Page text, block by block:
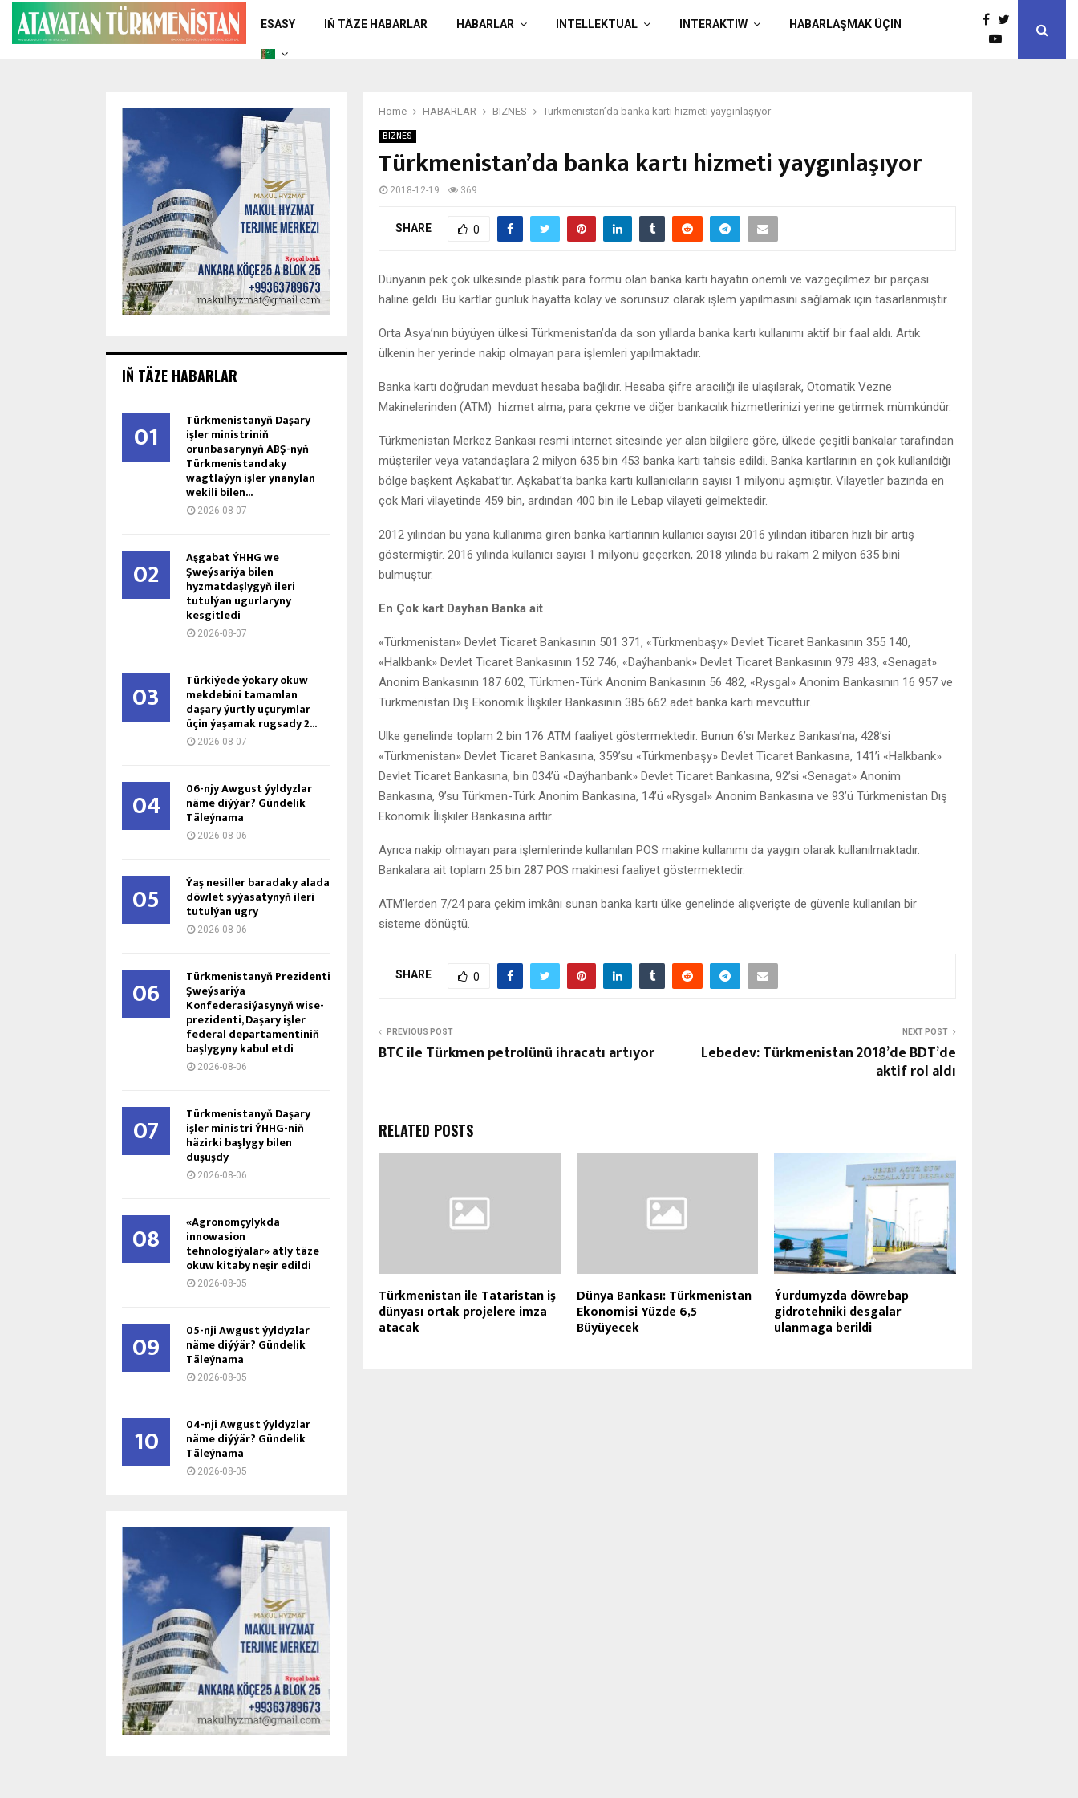
ESASY IŇ TÄZE HABARLAR HABARLAR INTELLEKTUAL INTERAKTIW HABARLAŞMAK ÜÇIN
Home HABARLAR BIZNES Türkmenistan’da banka kartı hizmeti yaygınlaşıyor
BIZNES
Türkmenistan’da banka kartı hizmeti yaygınlaşıyor
2018-12-19 369
SHARE 0
Dünyanın pek çok ülkesinde plastik para formu olan banka kartı hayatın önemli ve vazgeçilmez bir parçası
haline geldi. Bu kartlar günlük hayatta kolay ve sorunsuz olarak işlem yapılmasını sağlamak için tasarlanmıştır.
Orta Asya’nın büyüyen ülkesi Türkmenistan’da da son yıllarda banka kartı kullanımı aktif bir faal aldı. Artık
ülkenin her yerinde nakip olmayan para işlemleri yapılmaktadır.
Banka kartı doğrudan mevduat hesaba bağlıdır. Hesaba şifre aracılığı ile ulaşılarak, Otomatik Vezne
Makinelerinden (ATM) hizmet alma, para çekme ve diğer bankacılık hizmetlerinizi yerine getirmek mümkündür.
Türkmenistan Merkez Bankası resmi internet sitesinde yer alan bilgilere göre, ülkede çeşitli bankalar tarafından
müşteriler veya vatandaşlara 2 milyon 635 bin 453 banka kartı tahsis edildi. Banka kartlarının en çok kullanıldığı
bölge başkent Aşkabat’tır. Aşkabat’ta banka kartı kullanıcıların sayısı 1 milyonu aşmıştır. Vilayetler bazında en
çok Mari vilayetinde 459 bin, ardından 400 bin ile Lebap vilayeti gelmektedir.
2012 yılından bu yana kullanıma giren banka kartlarının kullanıcı sayısı 2016 yılından itibaren hızlı bir artış
göstermiştir. 2016 yılında kullanıcı sayısı 1 milyonu geçerken, 2018 yılında bu rakam 2 milyon 635 bini
bulmuştur.
En Çok kart Dayhan Banka ait
«Türkmenistan» Devlet Ticaret Bankasının 501 371, «Türkmenbaşy» Devlet Ticaret Bankasının 355 140,
«Halkbank» Devlet Ticaret Bankasının 152 746, «Daýhanbank» Devlet Ticaret Bankasının 979 493, «Senagat»
Anonim Bankasının 187 602, Türkmen-Türk Anonim Bankasının 56 482, «Rysgal» Anonim Bankasının 16 957 ve
Türkmenistan Dış Ekonomik İlişkiler Bankasının 385 662 adet banka kartı mevcuttur.
Ülke genelinde toplam 2 bin 176 ATM faaliyet göstermektedir. Bunun 6’sı Merkez Bankası’na, 428’si
«Türkmenistan» Devlet Ticaret Bankasına, 359’su «Türkmenbaşy» Devlet Ticaret Bankasına, 141’i «Halkbank»
Devlet Ticaret Bankasına, bin 034’ü «Daýhanbank» Devlet Ticaret Bankasına, 92’si «Senagat» Anonim
Bankasına, 9’su Türkmen-Türk Anonim Bankasına, 14’ü «Rysgal» Anonim Bankasına ve 93’ü Türkmenistan Dış
Ekonomik İlişkiler Bankasına aittir.
Ayrıca nakip olmayan para işlemlerinde kullanılan POS makine kullanımı da yaygın olarak kullanılmaktadır.
Bankalara ait toplam 25 bin 287 POS makinesi faaliyet göstermektedir.
ATM’lerden 7/24 para çekim imkânı sunan banka kartı ülke genelinde alışverişte de güvenle kullanılan bir
sisteme dönüştü.
SHARE 0
PREVIOUS POST
BTC ile Türkmen petrolünü ihracatı artıyor
NEXT POST
Lebedev: Türkmenistan 2018’de BDT’de
aktif rol aldı
RELATED POSTS
Türkmenistan ile Tataristan iş
dünyası ortak projelere imza
atacak
Dünya Bankası: Türkmenistan
Ekonomisi Yüzde 6,5
Büyüyecek
Ýurdumyzda döwrebap
gidrotehniki desgalar
ulanmaga berildi
IŇ TÄZE HABARLAR
01 Türkmenistanyň Daşary
işler ministriniň
orunbasarynyň ABŞ-nyň
Türkmenistandaky
wagtlaýyn işler ynanylan
wekili bilen...
2026-08-07
02 Aşgabat ÝHHG we
Şweýsariýa bilen
hyzmatdaşlygyň ileri
tutulýan ugurlaryny
kesgitledi
2026-08-07
03 Türkiýede ýokary okuw
mekdebini tamamlan
daşary ýurtly uçurymlar
üçin ýaşamak rugsady 2...
2026-08-07
04 06-njy Awgust ýyldyzlar
näme diýýär? Gündelik
Täleýnama
2026-08-06
05 Ýaş ne­sil­ler ba­ra­da­ky ala­da
döw­let sy­ýa­sa­ty­nyň ile­ri
tu­tul­ýan ug­ry
2026-08-06
06 Türkmenistanyň Prezidenti
Şweýsariýa
Konfederasiýasynyň wise-
prezidenti, Daşary işler
federal departamentiniň
başlygyny kabul etdi
2026-08-06
07 Türkmenistanyň Daşary
işler ministri ÝHHG-niň
häzirki başlygy bilen
duşuşdy
2026-08-06
08 «Agronomçylykda
innowasion
tehnologiýalar» atly täze
okuw kitaby neşir edildi
2026-08-05
09 05-nji Awgust ýyldyzlar
näme diýýär? Gündelik
Täleýnama
2026-08-05
10 04-nji Awgust ýyldyzlar
näme diýýär? Gündelik
Täleýnama
2026-08-05